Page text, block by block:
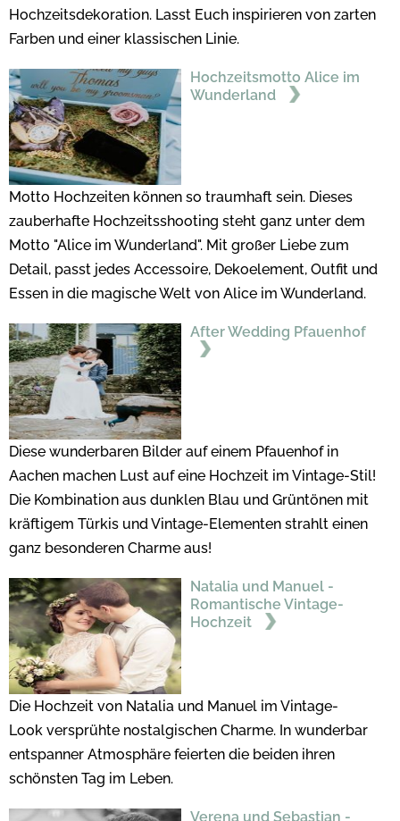
Hochzeitsdekoration. Lasst Euch inspirieren von zarten
Farben und einer klassischen Linie.
Hochzeitsmotto Alice im
Wunderland
Motto Hochzeiten können so traumhaft sein. Dieses
zauberhafte Hochzeitsshooting steht ganz unter dem
Motto "Alice im Wunderland". Mit großer Liebe zum
Detail, passt jedes Accessoire, Dekoelement, Outfit und
Essen in die magische Welt von Alice im Wunderland.
After Wedding Pfauenhof
Diese wunderbaren Bilder auf einem Pfauenhof in
Aachen machen Lust auf eine Hochzeit im Vintage-Stil!
Die Kombination aus dunklen Blau und Grüntönen mit
kräftigem Türkis und Vintage-Elementen strahlt einen
ganz besonderen Charme aus!
Natalia und Manuel -
Romantische Vintage-
Hochzeit
Die Hochzeit von Natalia und Manuel im Vintage-
Look versprühte nostalgischen Charme. In wunderbar
entspanner Atmosphäre feierten die beiden ihren
schönsten Tag im Leben.
Verena und Sebastian -